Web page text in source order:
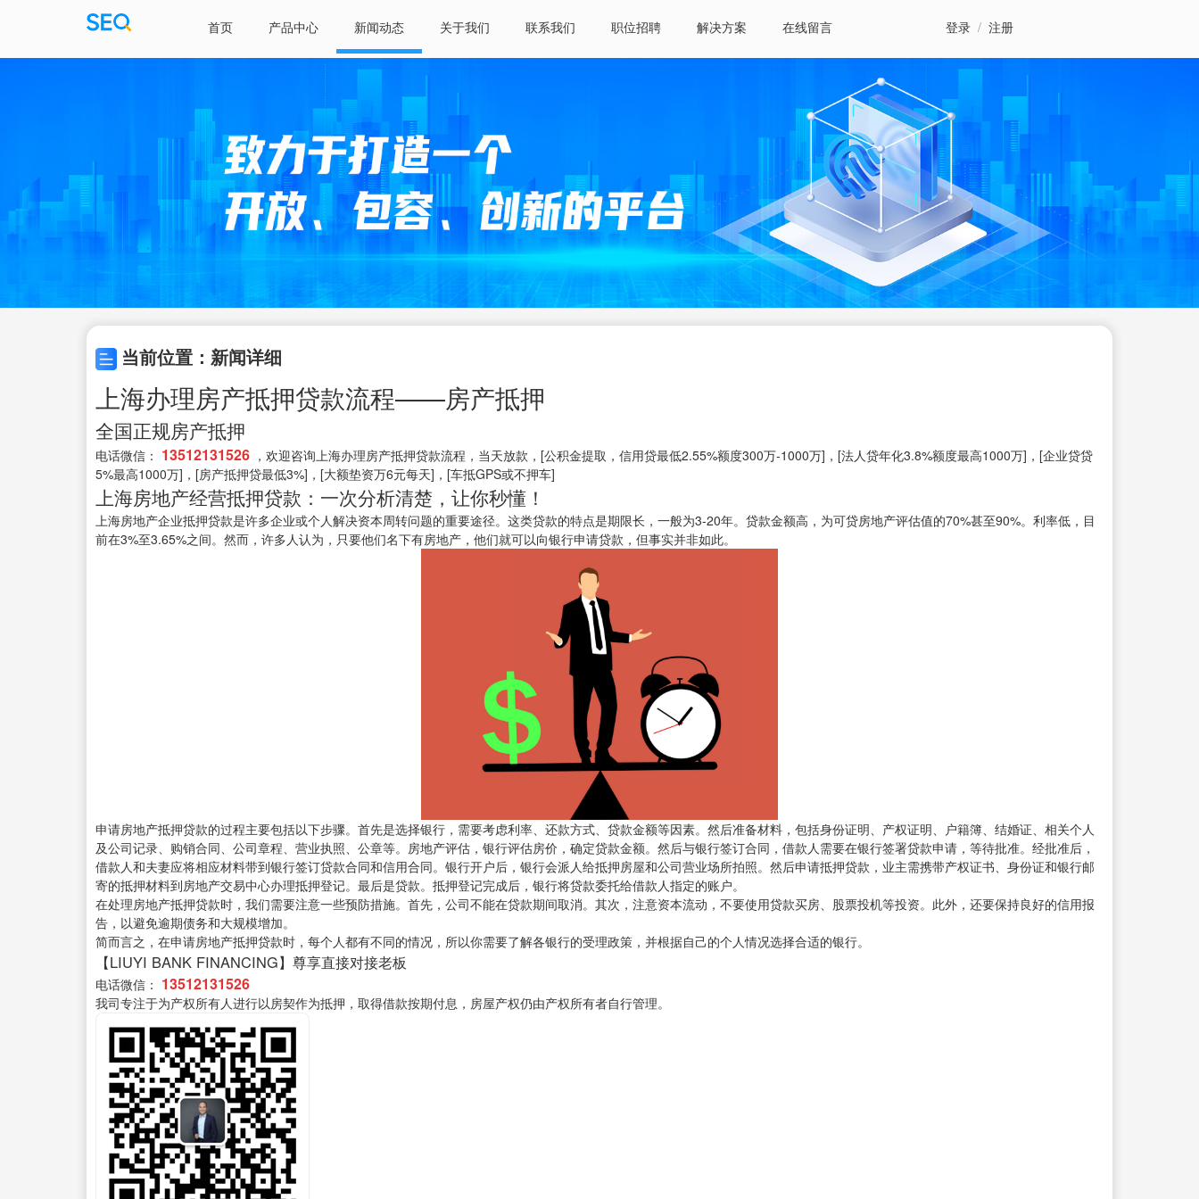
首页 产品中心 新闻动态 关于我们 联系我们 职位招聘 解决方案 在线留言 登录 / 注册
当前位置：新闻详细
上海办理房产抵押贷款流程——房产抵押
全国正规房产抵押
电话微信： 13512131526 ，欢迎咨询上海办理房产抵押贷款流程，当天放款，[公积金提取，信用贷最低2.55%额度300万-1000万]，[法人贷年化3.8%额度最高1000万]，[企业贷贷
5%最高1000万]，[房产抵押贷最低3%]，[大额垫资万6元每天]，[车抵GPS或不押车]
上海房地产经营抵押贷款：一次分析清楚，让你秒懂！
上海房地产企业抵押贷款是许多企业或个人解决资本周转问题的重要途径。这类贷款的特点是期限长，一般为3-20年。贷款金额高，为可贷房地产评估值的70%甚至90%。利率低，目
前在3%至3.65%之间。然而，许多人认为，只要他们名下有房地产，他们就可以向银行申请贷款，但事实并非如此。
申请房地产抵押贷款的过程主要包括以下步骤。首先是选择银行，需要考虑利率、还款方式、贷款金额等因素。然后准备材料，包括身份证明、产权证明、户籍簿、结婚证、相关个人
及公司记录、购销合同、公司章程、营业执照、公章等。房地产评估，银行评估房价，确定贷款金额。然后与银行签订合同，借款人需要在银行签署贷款申请，等待批准。经批准后，
借款人和夫妻应将相应材料带到银行签订贷款合同和信用合同。银行开户后，银行会派人给抵押房屋和公司营业场所拍照。然后申请抵押贷款，业主需携带产权证书、身份证和银行邮
寄的抵押材料到房地产交易中心办理抵押登记。最后是贷款。抵押登记完成后，银行将贷款委托给借款人指定的账户。
在处理房地产抵押贷款时，我们需要注意一些预防措施。首先，公司不能在贷款期间取消。其次，注意资本流动，不要使用贷款买房、股票投机等投资。此外，还要保持良好的信用报
告，以避免逾期债务和大规模增加。
简而言之，在申请房地产抵押贷款时，每个人都有不同的情况，所以你需要了解各银行的受理政策，并根据自己的个人情况选择合适的银行。
【LIUYI BANK FINANCING】尊享直接对接老板
电话微信： 13512131526
我司专注于为产权所有人进行以房契作为抵押，取得借款按期付息，房屋产权仍由产权所有者自行管理。